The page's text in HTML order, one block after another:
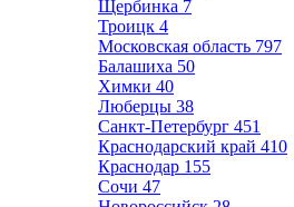
Щербинка 7
Троицк 4
Московская область 797
Балашиха 50
Химки 40
Люберцы 38
Санкт-Петербург 451
Краснодарский край 410
Краснодар 155
Сочи 47